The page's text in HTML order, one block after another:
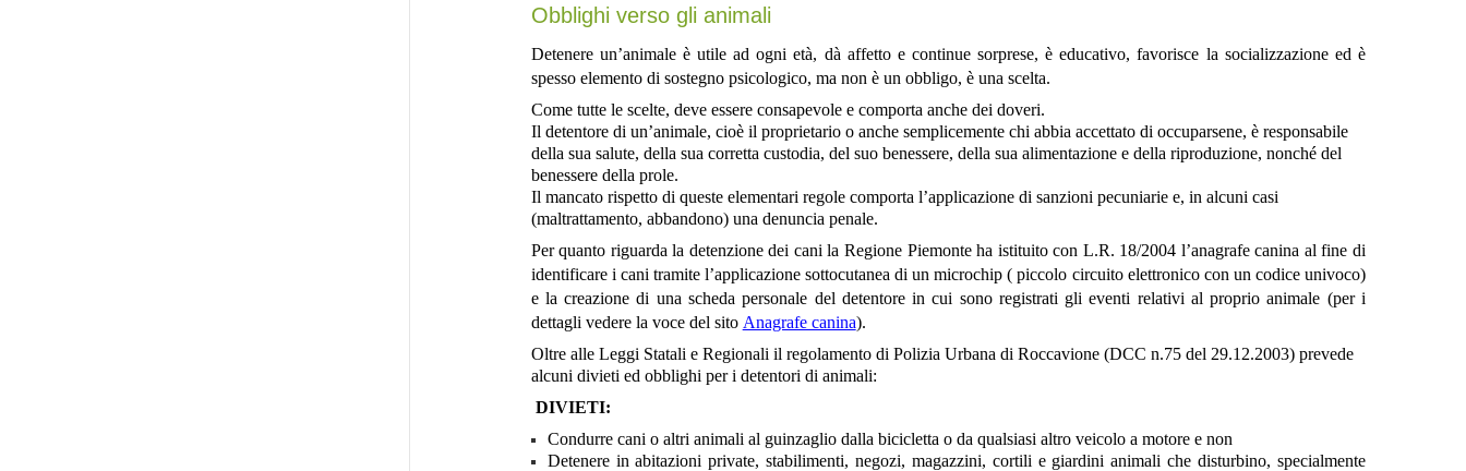
Obblighi verso gli animali
Detenere un’animale è utile ad ogni età, dà affetto e continue sorprese, è educativo, favorisce la socializzazione ed è
spesso elemento di sostegno psicologico, ma non è un obbligo, è una scelta.
Come tutte le scelte, deve essere consapevole e comporta anche dei doveri.
Il detentore di un’animale, cioè il proprietario o anche semplicemente chi abbia accettato di occuparsene, è responsabile
della sua salute, della sua corretta custodia, del suo benessere, della sua alimentazione e della riproduzione, nonché del
benessere della prole.
Il mancato rispetto di queste elementari regole comporta l’applicazione di sanzioni pecuniarie e, in alcuni casi
(maltrattamento, abbandono) una denuncia penale.
Per quanto riguarda la detenzione dei cani la Regione Piemonte ha istituito con L.R. 18/2004 l’anagrafe canina al fine di
identificare i cani tramite l’applicazione sottocutanea di un microchip ( piccolo circuito elettronico con un codice univoco)
e la creazione di una scheda personale del detentore in cui sono registrati gli eventi relativi al proprio animale (per i
dettagli vedere la voce del sito Anagrafe canina).
Oltre alle Leggi Statali e Regionali il regolamento di Polizia Urbana di Roccavione (DCC n.75 del 29.12.2003) prevede
alcuni divieti ed obblighi per i detentori di animali:
DIVIETI:
Condurre cani o altri animali al guinzaglio dalla bicicletta o da qualsiasi altro veicolo a motore e non
Detenere in abitazioni private, stabilimenti, negozi, magazzini, cortili e giardini animali che disturbino, specialmente